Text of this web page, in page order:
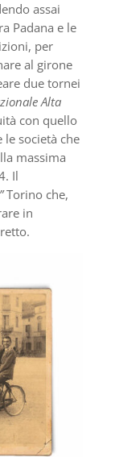
assai
Padana e le
per
al girone
due tornei
Alta
con quello
società che
massima
Il
Torino che,
in